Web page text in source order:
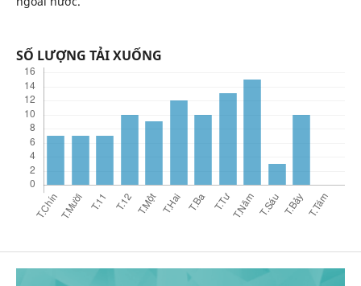
SỐ LƯỢNG TẢI XUỐNG